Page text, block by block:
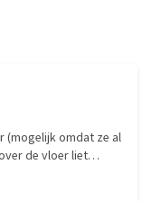
(mogelijk omdat ze al
de vloer liet
dan kleinere, omdat